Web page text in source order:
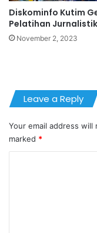
Diskominfo Kutim
Pelatihan Jurnalistik
November 2, 2023
Leave a Reply
Your email address will
marked *